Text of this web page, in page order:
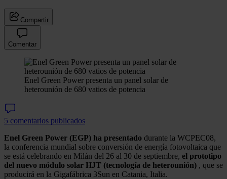
Compartir
Comentar
Enel Green Power presenta un panel solar de
heterounión de 680 vatios de potencia
5 comentarios publicados
Enel Green Power (EGP) ha presentado durante la WCPEC08,
la conferencia mundial sobre conversión de energía fotovoltaica que
se está celebrando en Milán del 26 al 30 de septiembre, el prototipo
del nuevo módulo solar HJT (tecnología de heterounión) , que se
producirá en la Gigafábrica 3Sun en Catania, Italia.